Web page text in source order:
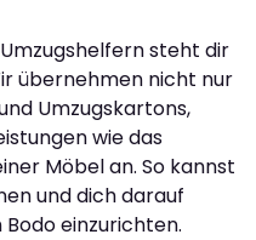
steht dir
übernehmen nicht nur
Umzugskartons,
wie das
Möbel an. So kannst
und dich darauf
Bodo einzurichten.